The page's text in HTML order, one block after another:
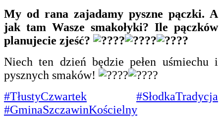
My od rana zajadamy pyszne pączki. A
jak tam Wasze smakołyki? Ile pączków
planujecie zjeść?
Niech ten dzień będzie pełen uśmiechu i
pysznych smaków!
#TłustyCzwartek
#SłodkaTradycja
#GminaSzczawinKościelny